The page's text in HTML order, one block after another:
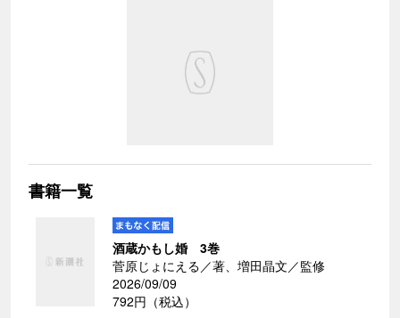
書籍一覧
酒蔵かもし婚 3巻
菅原じょにえる／著、増田晶文／監修
2026/09/09
792円（税込）